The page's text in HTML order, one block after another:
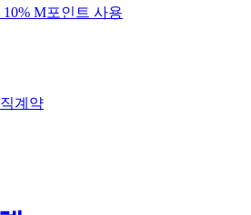
10% M포인트 사용
직계약